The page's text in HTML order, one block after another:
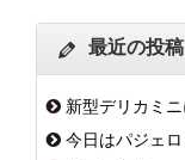
最近の投稿
新型デリカミ
今日はパジェ